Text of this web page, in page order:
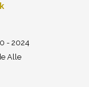
- 2024
Alle